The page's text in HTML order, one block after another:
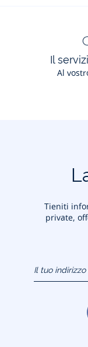
Il
Al
Tieniti
private,
(esempio: